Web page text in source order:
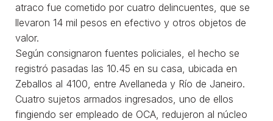
atraco fue cometido por cuatro delincuentes, que se
llevaron 14 mil pesos en efectivo y otros objetos de
valor.
Según consignaron fuentes policiales, el hecho se
registró pasadas las 10.45 en su casa, ubicada en
Zeballos al 4100, entre Avellaneda y Río de Janeiro.
Cuatro sujetos armados ingresados, uno de ellos
fingiendo ser empleado de OCA, redujeron al núcleo